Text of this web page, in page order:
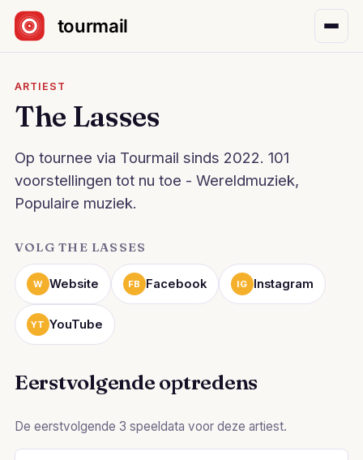
Sla navigatie over
ARTIEST
The Lasses
Op tournee via Tourmail sinds 2022. 101
voorstellingen tot nu toe - Wereldmuziek,
Populaire muziek.
VOLG THE LASSES
W Website FB Facebook IG Instagram
YT YouTube
Eerstvolgende optredens
De eerstvolgende 3 speeldata voor deze artiest.